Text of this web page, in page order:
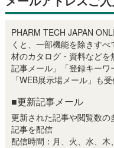
PHARM TECH JAPAN
くと、一部機能を除きす
材のカタログ・資料など
記事メール」「登録キーワ
「WEB展示場メール」も受
■更新記事メール
更新された記事や閲覧数
記事を配信
配信時間：月、火、水、木